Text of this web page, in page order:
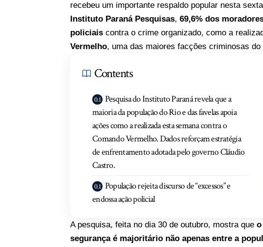
recebeu um importante respaldo popular nesta
Instituto Paraná Pesquisas,69,6% dos
policiais contra o crime organizado, como a
Vermelho, uma das maiores facções criminosas do
Contents
Pesquisa do Instituto Paraná revela que a
maioria da população do Rio e das favelas apoia
ações como a realizada esta semana contra o
Comando Vermelho. Dados reforçam estratégia
de enfrentamento adotada pelo governo Cláudio
Castro.
População rejeita discurso de “excessos” e
endossa ação policial
A pesquisa, feita no dia 30 de outubro, mostra que
segurança é majoritário não apenas entre a